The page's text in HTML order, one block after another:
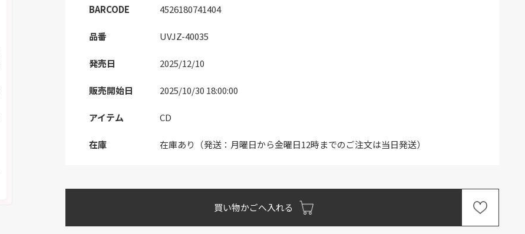
BARCODE 4526180741404
品番 UVJZ-40035
発売日 2025/12/10
販売開始日 2025/10/30 18:00:00
アイテム CD
在庫 在庫あり（発送：月曜日から金曜日12時までのご注文は当日発送）
買い物かごへ入れる